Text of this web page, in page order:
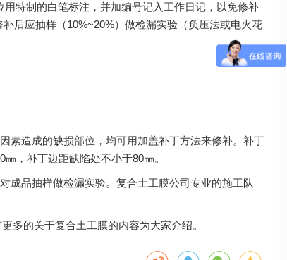
特制的白笔标注，并加编号记入工作日记，以免修补
后应抽样（10%~20%）做检漏实验（负压法或电火花
素造成的缺损部位，均可用加盖补丁方法来修补。补丁
，补丁边距缺陷处不小于80㎜。
成品抽样做检漏实验。复合土工膜公司专业的施工队
多的关于复合土工膜的内容为大家介绍。